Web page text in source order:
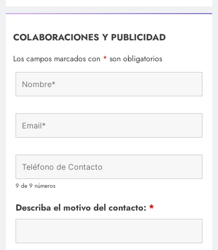
COLABORACIONES Y PUBLICIDAD
Los campos marcados con * son obligatorios
9 de 9 números
Describa el motivo del contacto: *